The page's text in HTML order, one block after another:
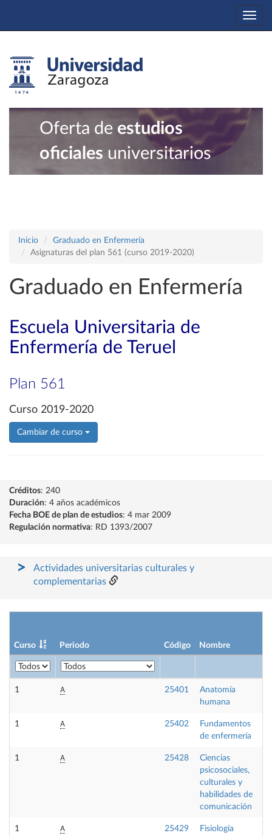
Oferta de estudios
oficiales universitarios
Inicio
Graduado en Enfermería
Asignaturas del plan 561 (curso 2019-2020)
Graduado en Enfermería
Escuela Universitaria de
Enfermería de Teruel
Plan 561
Curso 2019-2020
Cambiar de curso
Créditos: 240
Duración: 4 años académicos
Fecha BOE de plan de estudios: 4 mar 2009
Regulación normativa: RD 1393/2007
Actividades universitarias culturales y
complementarias
Curso Periodo Código Nombre
1 A 25401
Anatomía
humana
1 A 25402
Fundamentos
de enfermería
1 A 25428
Ciencias
psicosociales,
culturales y
habilidades de
comunicación
1 A 25429
Fisiología